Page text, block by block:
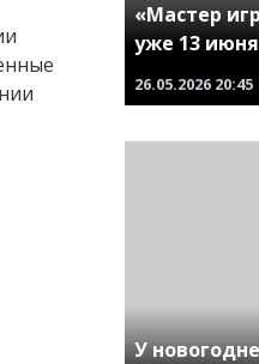
«Мастер
уже 13
26.05.2026 20:45
У